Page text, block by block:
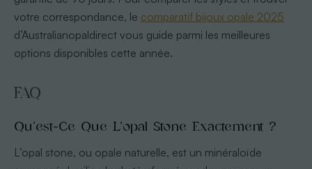
votre correspondance, le comparatif bijoux opale 2025
d’Australianopaldirect vous guide parmi les meilleures
options disponibles cette année.
FAQ
Qu’est-Ce Que L’opal Stone Exactement ?
L’opal stone, ou opale naturelle, est un minéraloïde